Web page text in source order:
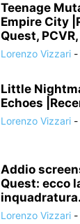
Teenage
Empire City
Quest,
Lorenzo Vizzari -
Little
Echoes
Lorenzo Vizzari -
Addio
Quest: ecco
Lorenzo Vizzari -